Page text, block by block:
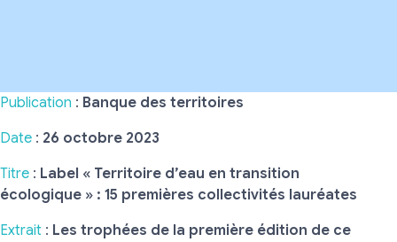
Publication : Banque des territoires
Date : 26 octobre 2023
Titre : Label « Territoire d’eau en transition
écologique » : 15 premières collectivités lauréates
Extrait : Les trophées de la première édition de ce